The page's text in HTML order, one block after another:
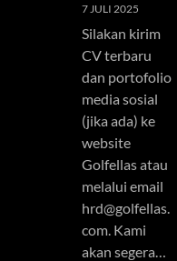
7 JULI 2025
Silakan kirim
CV terbaru
dan portofolio
media sosial
(jika ada) ke
website
Golfellas atau
melalui email
hrd@golfellas.
com. Kami
akan segera…